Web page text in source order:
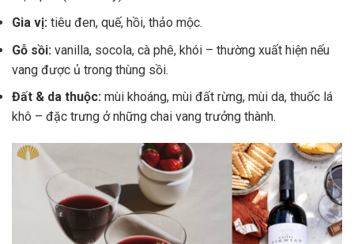
Gia vị: tiêu đen, quế, hồi, thảo mộc.
Gỗ sồi: vanilla, socola, cà phê, khói – thường xuất hiện nếu
vang được ủ trong thùng sồi.
Đất & da thuộc: mùi khoáng, mùi đất rừng, mùi da, thuốc lá
khô – đặc trưng ở những chai vang trưởng thành.